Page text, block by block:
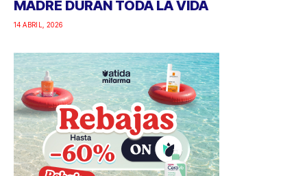
MADRE DURAN TODA LA VIDA
14 ABRIL, 2026